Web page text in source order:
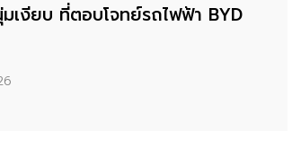
มเงียบ ที่ตอบโจทย์รถไฟฟ้า BYD